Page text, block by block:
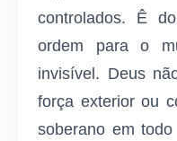
controlados. Ê
ordem para o
invisível. Deus
força exterior ou
soberano em